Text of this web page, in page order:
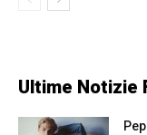
Ultime Notizie